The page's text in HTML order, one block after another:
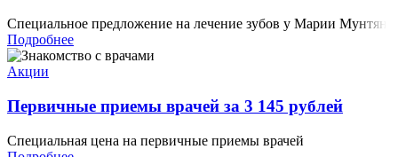
Специальное предложение на лечение зубов у Марии Мунтян
Подробнее
Акции
Первичные приемы врачей за 3 145 рублей
Специальная цена на первичные приемы врачей